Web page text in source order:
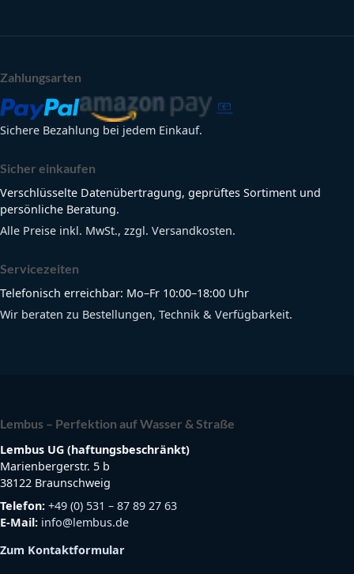
Zahlungsarten
Sichere Bezahlung bei jedem Einkauf.
Sicher einkaufen
Verschlüsselte Datenübertragung, geprüftes Sortiment und
persönliche Beratung.
Alle Preise inkl. MwSt., zzgl. Versandkosten.
Servicezeiten
Telefonisch erreichbar: Mo–Fr 10:00–18:00 Uhr
Wir beraten zu Bestellungen, Technik & Verfügbarkeit.
Lembus – Perfektion auf Wasser & Straße
Lembus UG (haftungsbeschränkt)
Marienbergerstr. 5 b
38122 Braunschweig
Telefon: +49 (0) 531 – 87 89 27 63
E-Mail: info@lembus.de
Zum Kontaktformular